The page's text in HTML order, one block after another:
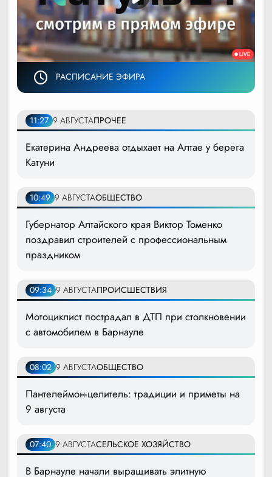
РАСПИСАНИЕ ЭФИРА
11:27 9 АВГУСТАПРОЧЕЕ
Екатерина Андреева отдыхает на Алтае у берега
Катуни
10:49 9 АВГУСТАОБЩЕСТВО
Губернатор Алтайского края Виктор Томенко
поздравил строителей с профессиональным
праздником
09:34 9 АВГУСТАПРОИСШЕСТВИЯ
Мотоциклист пострадал в ДТП при столкновении
с автомобилем в Барнауле
08:02 9 АВГУСТАОБЩЕСТВО
Пантелеймон-целитель: традиции и приметы на
9 августа
07:40 9 АВГУСТАСЕЛЬСКОЕ ХОЗЯЙСТВО
В Барнауле начали выращивать элитную